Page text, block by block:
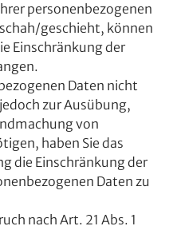
personenbezogenen
geschieht, können
Einschränkung der
Daten nicht
zur Ausübung,
von
haben Sie das
die Einschränkung der
Daten zu
nach Art. 21 Abs. 1